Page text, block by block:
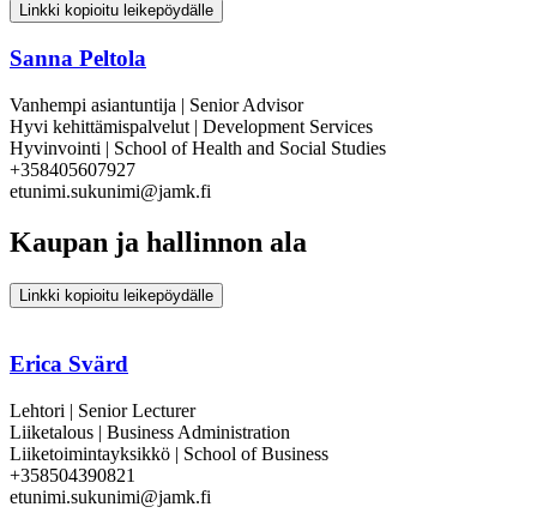
Linkki kopioitu leikepöydälle
Sanna Peltola
Vanhempi asiantuntija | Senior Advisor
Hyvi kehittämispalvelut | Development Services
Hyvinvointi | School of Health and Social Studies
+358405607927
etunimi.sukunimi@jamk.fi
Kaupan ja hallinnon ala
Linkki kopioitu leikepöydälle
Erica Svärd
Lehtori | Senior Lecturer
Liiketalous | Business Administration
Liiketoimintayksikkö | School of Business
+358504390821
etunimi.sukunimi@jamk.fi